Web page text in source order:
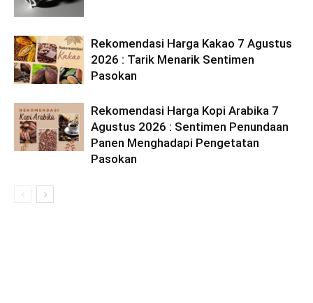
Rekomendasi Harga Kakao 7 Agustus
2026 : Tarik Menarik Sentimen
Pasokan
Rekomendasi Harga Kopi Arabika 7
Agustus 2026 : Sentimen Penundaan
Panen Menghadapi Pengetatan
Pasokan